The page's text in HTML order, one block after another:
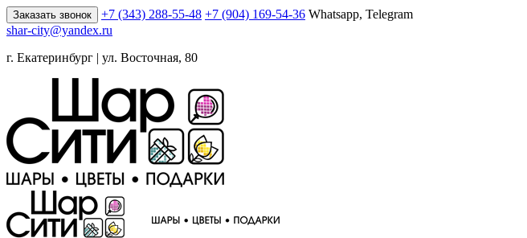
Заказать звонок +7 (343) 288-55-48 +7 (904) 169-54-36 Whatsapp, Telegram
shar-city@yandex.ru
г. Екатеринбург | ул. Восточная, 80